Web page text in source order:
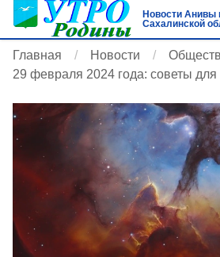
Новости Анивы
Сахалинской
Главная Новости
29 февраля 2024 года: советы для